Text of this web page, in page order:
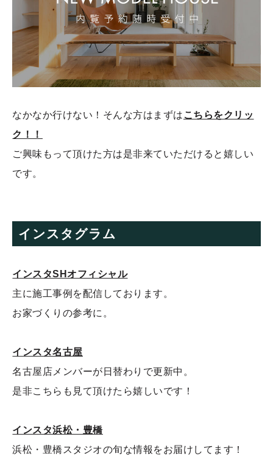
なかなか行けない！そんな方はまずは こちらをクリッ
ク！！
ご興味もって頂けた方は是非来ていただけると嬉しい
です。
インスタグラム
インスタSHオフィシャル
主に施工事例を配信しております。
お家づくりの参考に。
インスタ名古屋
名古屋店メンバーが日替わりで更新中。
是非こちらも見て頂けたら嬉しいです！
インスタ浜松・豊橋
浜松・豊橋スタジオの旬な情報をお届けしてます！